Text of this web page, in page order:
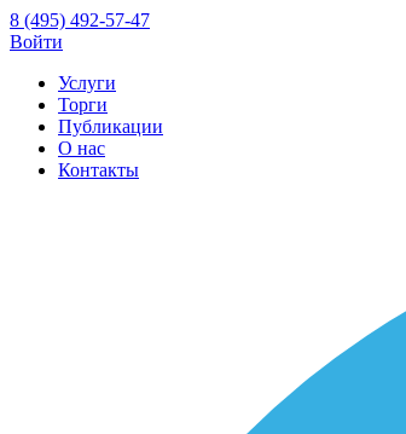
8 (495) 492-57-47
Войти
Услуги
Торги
Публикации
О нас
Контакты